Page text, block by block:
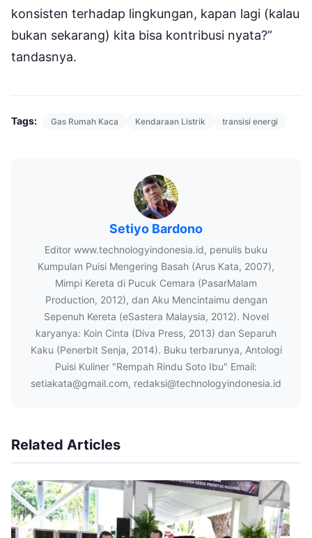
konsisten terhadap lingkungan, kapan lagi (kalau
bukan sekarang) kita bisa kontribusi nyata?”
tandasnya.
Tags: Gas Rumah Kaca Kendaraan Listrik transisi energi
Setiyo Bardono
Editor www.technologyindonesia.id, penulis buku
Kumpulan Puisi Mengering Basah (Arus Kata, 2007),
Mimpi Kereta di Pucuk Cemara (PasarMalam
Production, 2012), dan Aku Mencintaimu dengan
Sepenuh Kereta (eSastera Malaysia, 2012). Novel
karyanya: Koin Cinta (Diva Press, 2013) dan Separuh
Kaku (Penerbit Senja, 2014). Buku terbarunya, Antologi
Puisi Kuliner "Rempah Rindu Soto Ibu" Email:
setiakata@gmail.com, redaksi@technologyindonesia.id
Related Articles